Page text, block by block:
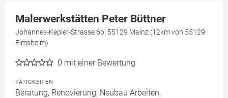
Malerwerkstätten Peter Büttner
Johannes-Kepler-Strasse 6b, 55129 Mainz (12km von 55129
Eimsheim)
0 mit einer Bewertung
TÄTIGKEITEN
Beratung, Renovierung, Neubau Arbeiten,